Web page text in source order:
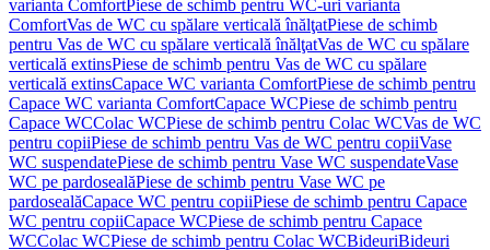
varianta ComfortPiese de schimb pentru WC-uri varianta
ComfortVas de WC cu spălare verticală înălţatPiese de schimb
pentru Vas de WC cu spălare verticală înălţatVas de WC cu spălare
verticală extinsPiese de schimb pentru Vas de WC cu spălare
verticală extinsCapace WC varianta ComfortPiese de schimb pentru
Capace WC varianta ComfortCapace WCPiese de schimb pentru
Capace WCColac WCPiese de schimb pentru Colac WCVas de WC
pentru copiiPiese de schimb pentru Vas de WC pentru copiiVase
WC suspendatePiese de schimb pentru Vase WC suspendateVase
WC pe pardosealăPiese de schimb pentru Vase WC pe
pardosealăCapace WC pentru copiiPiese de schimb pentru Capace
WC pentru copiiCapace WCPiese de schimb pentru Capace
WCColac WCPiese de schimb pentru Colac WCBideuriBideuri